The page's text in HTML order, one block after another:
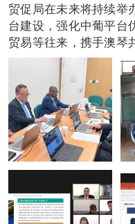
贸促局在未来将持续举
台建设，强化中葡平台
贸易等往来，携手澳琴